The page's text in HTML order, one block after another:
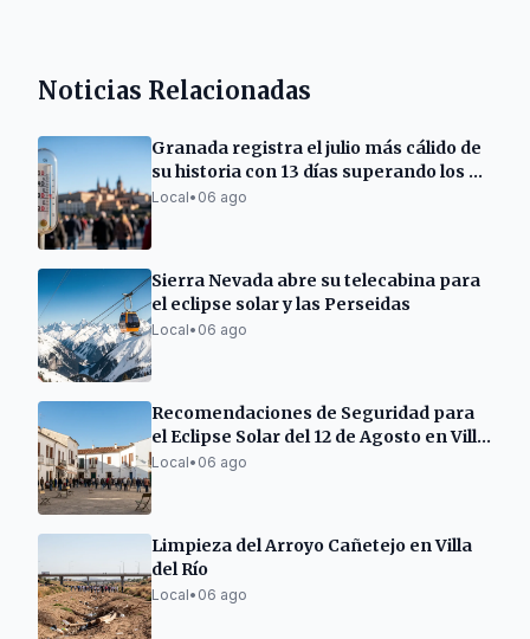
Noticias Relacionadas
Granada registra el julio más cálido de
su historia con 13 días superando los 40
grados
Local• 06 ago
Sierra Nevada abre su telecabina para
el eclipse solar y las Perseidas
Local• 06 ago
Recomendaciones de Seguridad para
el Eclipse Solar del 12 de Agosto en Villa
del Río
Local• 06 ago
Limpieza del Arroyo Cañetejo en Villa
del Río
Local• 06 ago